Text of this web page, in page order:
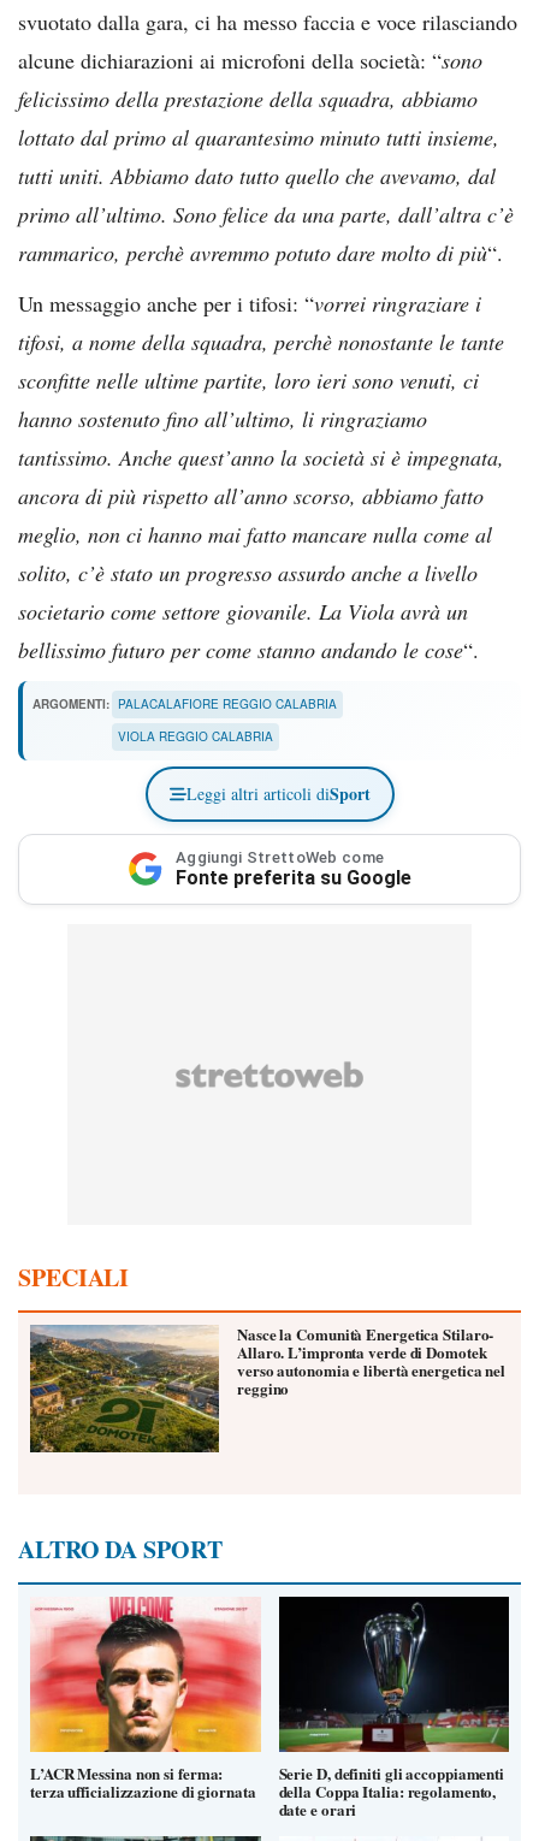
svuotato dalla gara, ci ha messo faccia e voce rilasciando
alcune dichiarazioni ai microfoni della società: “sono
felicissimo della prestazione della squadra, abbiamo
lottato dal primo al quarantesimo minuto tutti insieme,
tutti uniti. Abbiamo dato tutto quello che avevamo, dal
primo all’ultimo. Sono felice da una parte, dall’altra c’è
rammarico, perchè avremmo potuto dare molto di più“.
Un messaggio anche per i tifosi: “vorrei ringraziare i
tifosi, a nome della squadra, perchè nonostante le tante
sconfitte nelle ultime partite, loro ieri sono venuti, ci
hanno sostenuto fino all’ultimo, li ringraziamo
tantissimo. Anche quest’anno la società si è impegnata,
ancora di più rispetto all’anno scorso, abbiamo fatto
meglio, non ci hanno mai fatto mancare nulla come al
solito, c’è stato un progresso assurdo anche a livello
societario come settore giovanile. La Viola avrà un
bellissimo futuro per come stanno andando le cose“.
ARGOMENTI: PALACALAFIORE REGGIO CALABRIA
VIOLA REGGIO CALABRIA
Leggi altri articoli diSport
Aggiungi StrettoWeb come
Fonte preferita su Google
SPECIALI
Nasce la Comunità Energetica Stilaro-
Allaro. L’impronta verde di Domotek
verso autonomia e libertà energetica nel
reggino
ALTRO DA SPORT
L’ACR Messina non si ferma:
terza ufficializzazione di giornata
Serie D, definiti gli accoppiamenti
della Coppa Italia: regolamento,
date e orari